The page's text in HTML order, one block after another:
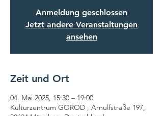
Anmeldung geschlossen
Jetzt andere Veranstaltungen
ansehen
Zeit und Ort
04. Mai 2025, 15:30 – 19:00
Kulturzentrum GOROD , Arnulfstraße 197,